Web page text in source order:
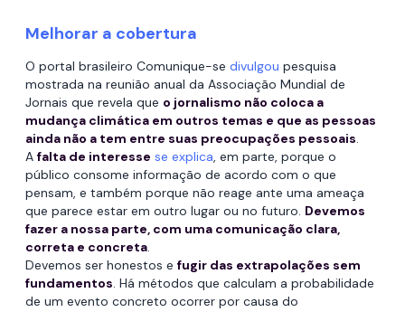
Melhorar a cobertura
O portal brasileiro Comunique-se divulgou pesquisa
mostrada na reunião anual da Associação Mundial de
Jornais que revela que o jornalismo não coloca a
mudança climática em outros temas e que as pessoas
ainda não a tem entre suas preocupações pessoais.
A falta de interesse se explica, em parte, porque o
público consome informação de acordo com o que
pensam, e também porque não reage ante uma ameaça
que parece estar em outro lugar ou no futuro. Devemos
fazer a nossa parte, com uma comunicação clara,
correta e concreta.
Devemos ser honestos e fugir das extrapolações sem
fundamentos. Há métodos que calculam a probabilidade
de um evento concreto ocorrer por causa do